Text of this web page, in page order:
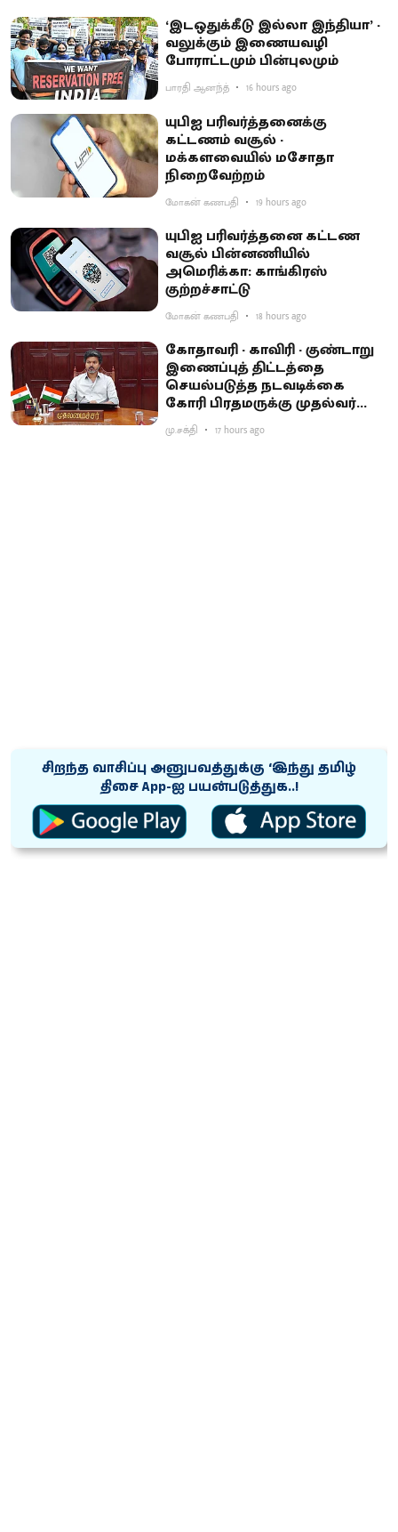
‘இடஒதுக்கீடு இல்லா இந்தியா’ -
வலுக்கும் இணையவழி
போராட்டமும் பின்புலமும்
பாரதி ஆனந்த் 16 hours ago
யுபிஐ பரிவர்த்தனைக்கு
கட்டணம் வசூல் -
மக்களவையில் மசோதா
நிறைவேற்றம்
மோகன் கணபதி 19 hours ago
யுபிஐ பரிவர்த்தனை கட்டண
வசூல் பின்னணியில்
அமெரிக்கா: காங்கிரஸ்
குற்றச்சாட்டு
மோகன் கணபதி 18 hours ago
கோதாவரி - காவிரி - குண்டாறு
இணைப்புத் திட்டத்தை
செயல்படுத்த நடவடிக்கை
கோரி பிரதமருக்கு முதல்வர்
விஜய் கடிதம்
மு.சக்தி 17 hours ago
சிறந்த வாசிப்பு அனுபவத்துக்கு ‘இந்து தமிழ்
திசை App-ஐ பயன்படுத்துக..!